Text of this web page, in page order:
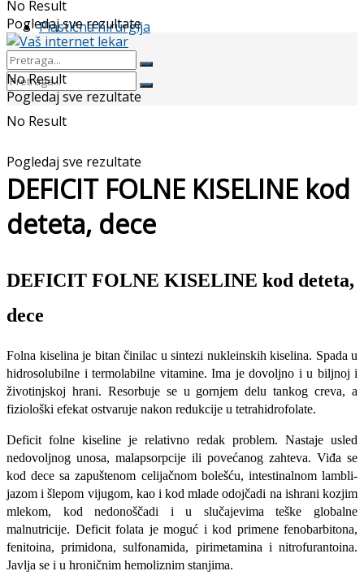
Plastična hirurgija
No Result
Pogledaj sve rezultate
No Result
Pogledaj sve rezultate
No Result
Pogledaj sve rezultate
DEFICIT FOLNE KISELINE kod
deteta, dece
DEFICIT FOLNE KISELINE kod deteta,
dece
Folna kiselina je bitan činilac u sintezi nukleinskih kiselina. Spada u
hidrosolubilne i termolabilne vitamine. Ima je dovoljno i u biljnoj i
životinjskoj hrani. Resorbuje se u gornjem delu tankog creva, a
fiziološki efekat ostvaruje nakon redukcije u tetrahidrofolate.
Deficit folne kiseline je relativno redak problem. Nastaje usled
nedovoljnog unosa, malapsorpcije ili povećanog zahteva. Viđa se
kod dece sa zapuštenom celijačnom bolešću, intestinalnom lambli-
jazom i šlepom vijugom, kao i kod mlade odojčadi na ishrani kozjim
mlekom, kod nedonoščadi i u slučajevima teške globalne
malnutricije. Deficit folata je moguć i kod primene fenobarbitona,
fenitoina, primidona, sulfonamida, pirimetamina i nitrofurantoina.
Javlja se i u hroničnim hemoliznim stanjima.